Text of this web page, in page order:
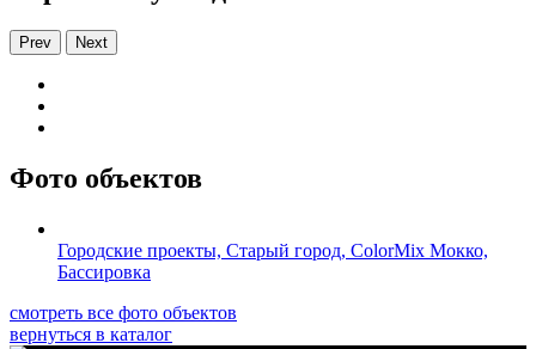
Prev Next
Фото объектов
Городские проекты, Старый город, ColorMix Мокко,
Бассировка
смотреть все фото объектов
вернуться в каталог